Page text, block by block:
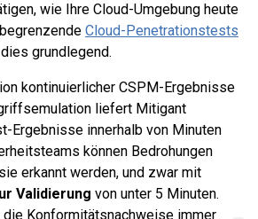
wie Ihre Cloud-Umgebung heute
Cloud-Penetrationstests
grundlegend.
kontinuierlicher CSPM-Ergebnisse
liefert Mitigant
Ergebnisse innerhalb von Minuten
können Bedrohungen
erkannt werden, und zwar mit
Validierung von unter 5 Minuten.
die Konformitätsnachweise immer